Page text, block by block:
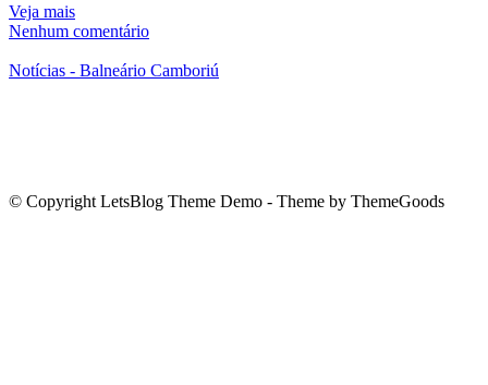
Veja mais
Nenhum comentário
Notícias - Balneário Camboriú
© Copyright LetsBlog Theme Demo - Theme by ThemeGoods